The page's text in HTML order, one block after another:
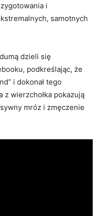
i
samotnych
dzieli się
podkreślając, że
i dokonał tego
z wierzchołka pokazują
mróz i zmęczenie